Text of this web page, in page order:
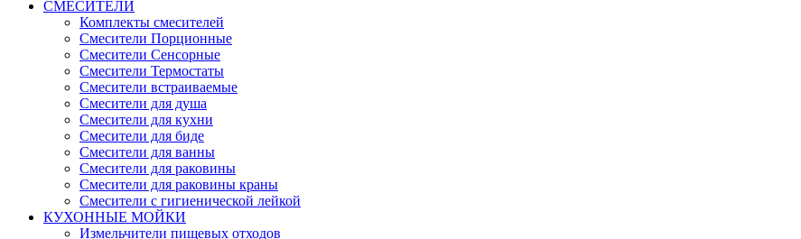
СМЕСИТЕЛИ
Комплекты смесителей
Смесители Порционные
Смесители Сенсорные
Смесители Термостаты
Смесители встраиваемые
Смесители для душа
Смесители для кухни
Смесители для биде
Смесители для ванны
Смесители для раковины
Смесители для раковины краны
Смесители с гигиенической лейкой
КУХОННЫЕ МОЙКИ
Измельчители пищевых отходов